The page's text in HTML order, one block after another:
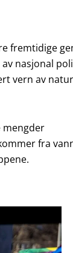
fremtidige
nasjonal
vern av
mengder
fra